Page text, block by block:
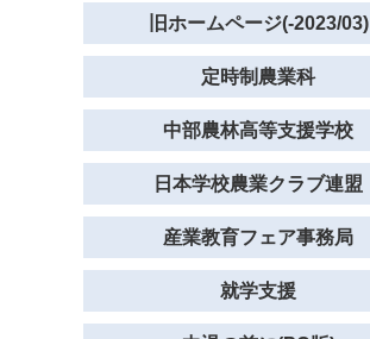
旧ホームページ(-2023/03)
定時制農業科
中部農林高等支援学校
日本学校農業クラブ連盟
産業教育フェア事務局
就学支援